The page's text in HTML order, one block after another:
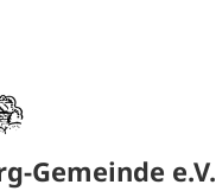
Gemeinde e.V.